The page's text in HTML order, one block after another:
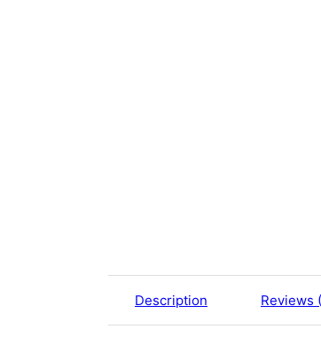
Description Reviews